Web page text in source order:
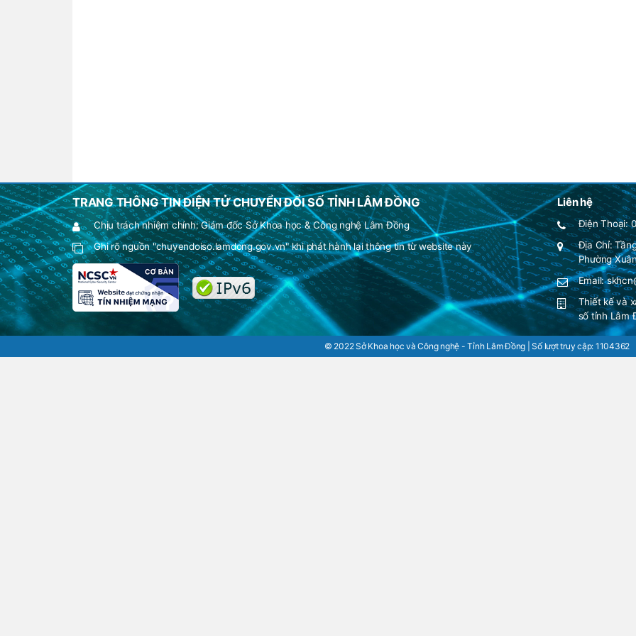
TRANG THÔNG TIN ĐIỆN TỬ CHUYỂN ĐỔI SỐ TỈNH LÂM ĐỒNG
Chịu trách nhiệm chính: Giám đốc Sở Khoa học & Công nghệ Lâm Đồng
Ghi rõ nguồn "chuyendoiso.lamdong.gov.vn" khi phát hành lại thông tin từ website này
Liên hệ
Điện Thoại:
Địa Chỉ:
Phường
Email:
Thiết kế và
số tỉnh Lâm
© 2022 Sở Khoa học và Công nghệ - Tỉnh Lâm Đồng | Số lượt truy cập: 1104362